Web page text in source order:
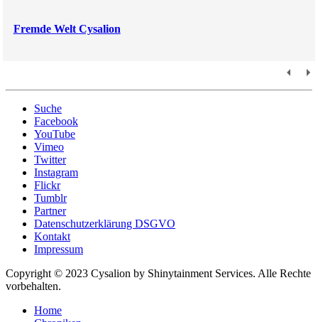
Fremde Welt Cysalion
Suche
Facebook
YouTube
Vimeo
Twitter
Instagram
Flickr
Tumblr
Partner
Datenschutzerklärung DSGVO
Kontakt
Impressum
Copyright © 2023 Cysalion by Shinytainment Services. Alle Rechte
vorbehalten.
Home